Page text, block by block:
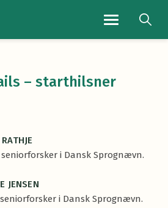
Navigationsmenu
– starthilsner
seniorforsker i Dansk Sprognævn.
JENSEN
seniorforsker i Dansk Sprognævn.